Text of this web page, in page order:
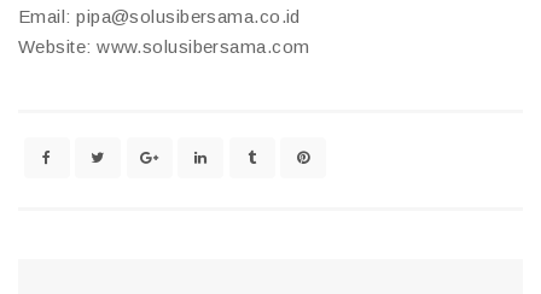
Email: pipa@solusibersama.co.id
Website: www.solusibersama.com